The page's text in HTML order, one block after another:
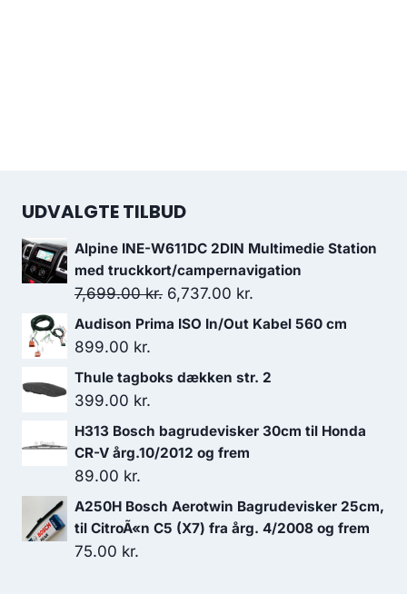
UDVALGTE TILBUD
Alpine INE-W611DC 2DIN Multimedie Station
med truckkort/campernavigation
7,699.00kr. Den
oprindelige
6,737.00 kr.
aktuelle
Audison Prima ISO In/Out Kabel 560 cm
899.00 kr.
Thule tagboks dækken str. 2
399.00 kr.
H313 Bosch bagrudevisker 30cm til Honda
CR-V årg.10/2012 og frem
89.00 kr.
A250H Bosch Aerotwin Bagrudevisker 25cm,
til CitroÃ«n C5 (X7) fra årg. 4/2008 og frem
75.00 kr.